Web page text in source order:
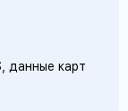
данные карт